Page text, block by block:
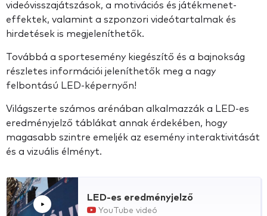
videóvisszajátszások, a motivációs és játékmenet-
effektek, valamint a szponzori videótartalmak és
hirdetések is megjeleníthetők.
Továbbá a sportesemény kiegészítő és a bajnokság
részletes információi jeleníthetők meg a nagy
felbontású LED-képernyőn!
Világszerte számos arénában alkalmazzák a LED-es
eredményjelző táblákat annak érdekében, hogy
magasabb szintre emeljék az esemény interaktivitását
és a vizuális élményt.
LED-es eredményjelző
YouTube videó